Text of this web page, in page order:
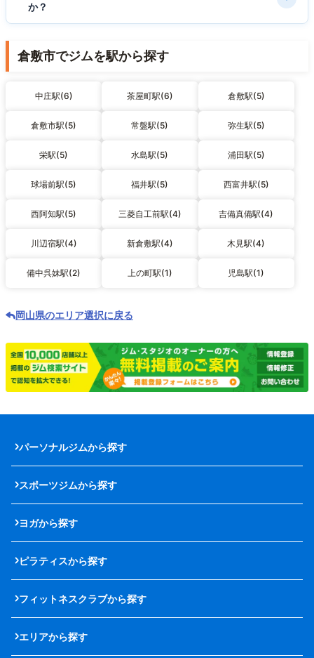
か？
倉敷市でジムを駅から探す
中庄駅(6) 茶屋町駅(6) 倉敷駅(5)
倉敷市駅(5) 常盤駅(5) 弥生駅(5)
栄駅(5) 水島駅(5) 浦田駅(5)
球場前駅(5) 福井駅(5) 西富井駅(5)
西阿知駅(5) 三菱自工前駅(4) 吉備真備駅(4)
川辺宿駅(4) 新倉敷駅(4) 木見駅(4)
備中呉妹駅(2) 上の町駅(1) 児島駅(1)
岡山県のエリア選択に戻る
パーソナルジムから探す
スポーツジムから探す
ヨガから探す
ピラティスから探す
フィットネスクラブから探す
エリアから探す